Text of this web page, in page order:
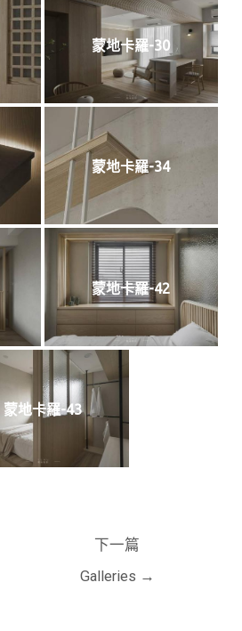
蒙地卡羅-30
蒙地卡羅-34
蒙地卡羅-42
蒙地卡羅-43
下一篇
Galleries →